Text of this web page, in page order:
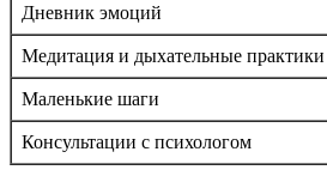
Дневник эмоций
Медитация и дыхательные практики
Маленькие шаги
Консультации с психологом